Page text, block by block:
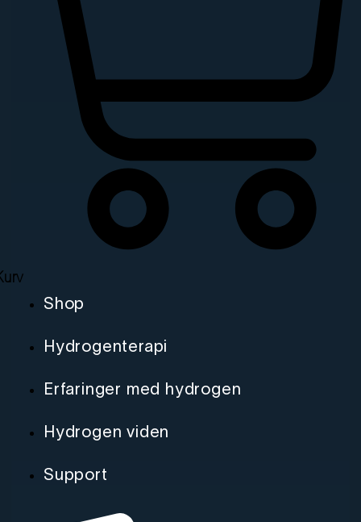
Shop
Hydrogenterapi
Erfaringer med hydrogen
Hydrogen viden
Support